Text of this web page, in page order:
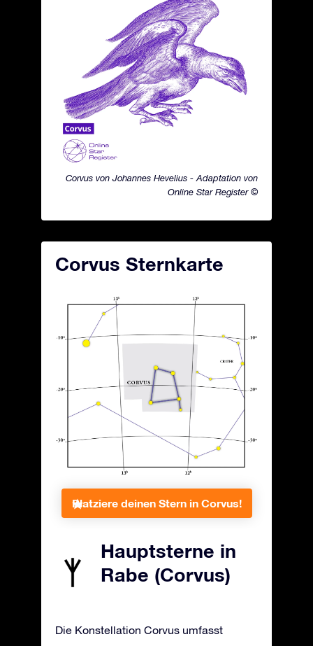
Corvus von Johannes Hevelius - Adaptation von
Online Star Register ©
Corvus Sternkarte
Platziere deinen Stern in Corvus!
Hauptsterne in
Rabe (Corvus)
Die Konstellation Corvus umfasst